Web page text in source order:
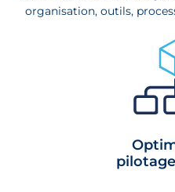
organisation, outils,